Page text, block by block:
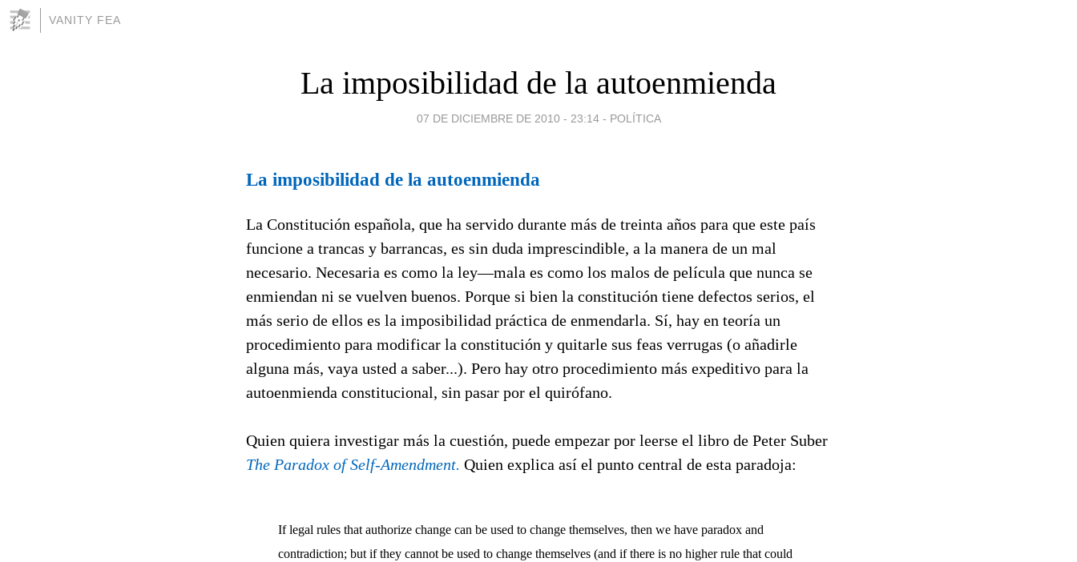
VANITY FEA
La imposibilidad de la autoenmienda
07 DE DICIEMBRE DE 2010 - 23:14 - POLÍTICA
La imposibilidad de la autoenmienda
La Constitución española, que ha servido durante más de treinta años para que este país
funcione a trancas y barrancas, es sin duda imprescindible, a la manera de un mal
necesario. Necesaria es como la ley—mala es como los malos de película que nunca se
enmiendan ni se vuelven buenos. Porque si bien la constitución tiene defectos serios, el
más serio de ellos es la imposibilidad práctica de enmendarla. Sí, hay en teoría un
procedimiento para modificar la constitución y quitarle sus feas verrugas (o añadirle
alguna más, vaya usted a saber...). Pero hay otro procedimiento más expeditivo para la
autoenmienda constitucional, sin pasar por el quirófano.
Quien quiera investigar más la cuestión, puede empezar por leerse el libro de Peter Suber
The Paradox of Self-Amendment. Quien explica así el punto central de esta paradoja:
If legal rules that authorize change can be used to change themselves, then we have paradox and
contradiction; but if they cannot be used to change themselves (and if there is no higher rule that could